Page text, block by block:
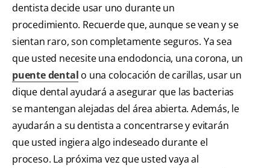
dentista decide usar uno durante un
procedimiento. Recuerde que, aunque se vean y se
sientan raro, son completamente seguros. Ya sea
que usted necesite una endodoncia, una corona, un
puente dental o una colocación de carillas, usar un
dique dental ayudará a asegurar que las bacterias
se mantengan alejadas del área abierta. Además, le
ayudarán a su dentista a concentrarse y evitarán
que usted ingiera algo indeseado durante el
proceso. La próxima vez que usted vaya al